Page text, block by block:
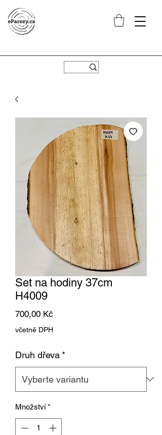
Set na hodiny 37cm
H4009
700,00 Kč
včetně DPH
Druh dřeva *
Množství *